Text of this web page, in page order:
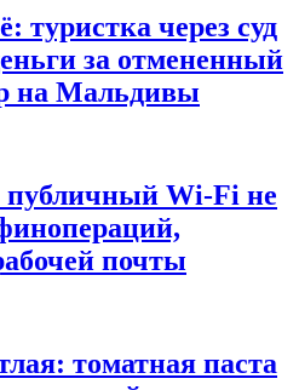
туристка через суд
за отмененный
на Мальдивы
публичный Wi-Fi не
почты
томатная паста